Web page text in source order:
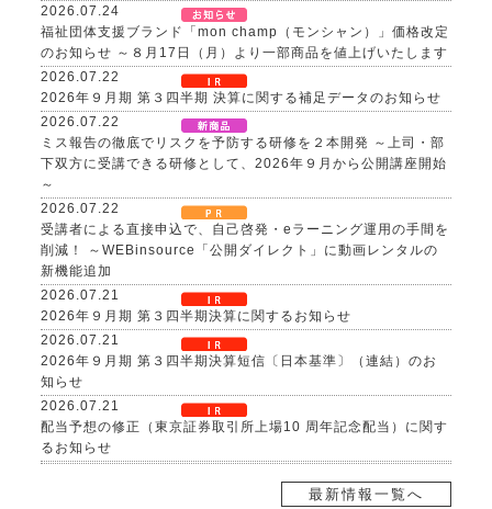
2026.07.24
福祉団体支援ブランド「mon champ（モンシャン）」価格改定
のお知らせ ～８月17日（月）より一部商品を値上げいたします
2026.07.22
2026年９月期 第３四半期 決算に関する補足データのお知らせ
2026.07.22
ミス報告の徹底でリスクを予防する研修を２本開発 ～上司・部
下双方に受講できる研修として、2026年９月から公開講座開始
～
2026.07.22
受講者による直接申込で、自己啓発・eラーニング運用の手間を
削減！ ～WEBinsource「公開ダイレクト」に動画レンタルの
新機能追加
2026.07.21
2026年９月期 第３四半期決算に関するお知らせ
2026.07.21
2026年９月期 第３四半期決算短信〔日本基準〕（連結）のお
知らせ
2026.07.21
配当予想の修正（東京証券取引所上場10 周年記念配当）に関す
るお知らせ
自己株式取得に係る事項の決定及び自己株式の消却に関するお
最新情報一覧へ